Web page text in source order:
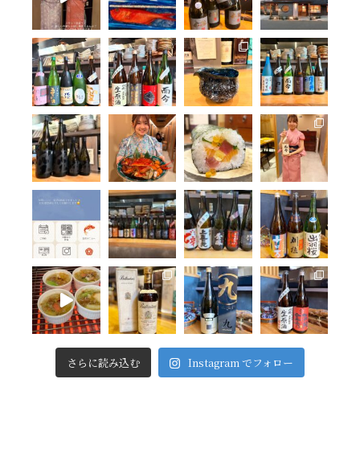
さらに読み込む Instagram でフォロー